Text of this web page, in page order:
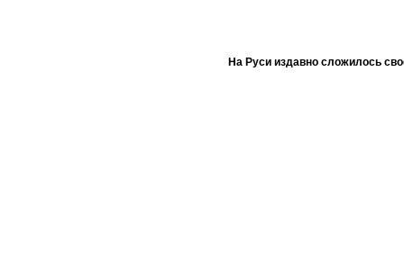
На Руси издавно сложилось